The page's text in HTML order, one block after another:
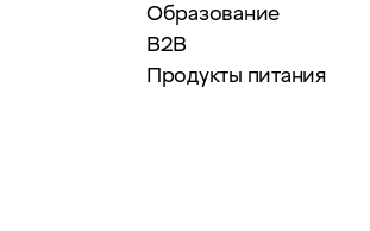
Образование
B2B
Продукты питания